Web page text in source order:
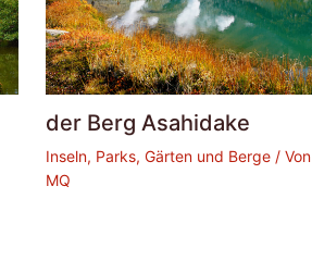
der Berg Asahidake
Inseln, Parks, Gärten und Berge/ Von
MQ